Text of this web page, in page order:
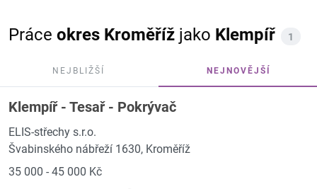
Práce okres Kroměříž jako Klempíř 1
NEJBLIŽŠÍ NEJNOVĚJŠÍ
Klempíř - Tesař - Pokrývač
ELIS-střechy s.r.o.
Švabinského nábřeží 1630, Kroměříž
35 000 - 45 000 Kč